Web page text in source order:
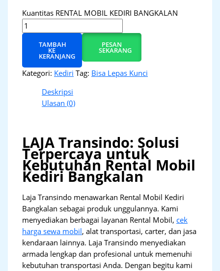
Kuantitas RENTAL MOBIL KEDIRI BANGKALAN
TAMBAH
KE
KERANJANG
PESAN
SEKARANG
Kategori: Kediri Tag: Bisa Lepas Kunci
Deskripsi
Ulasan (0)
LAJA Transindo: Solusi
Terpercaya untuk
Kebutuhan Rental Mobil
Kediri Bangkalan
Laja Transindo menawarkan Rental Mobil Kediri
Bangkalan sebagai produk unggulannya. Kami
menyediakan berbagai layanan Rental Mobil, cek
harga sewa mobil, alat transportasi, carter, dan jasa
kendaraan lainnya. Laja Transindo menyediakan
armada lengkap dan profesional untuk memenuhi
kebutuhan transportasi Anda. Dengan begitu kami